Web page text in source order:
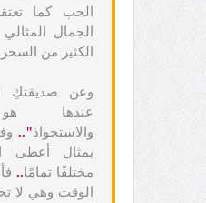
الحب كما
الجمال
الكثير من
وعن صديقتكِ
عندها
والاستحواذ"..
بمثال أعطى
مختلفًا تمامًا..
الوقت وهي لا